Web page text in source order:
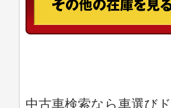
中古車検索なら車選び